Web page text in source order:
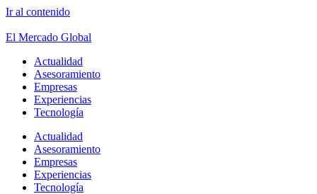
Ir al contenido
El Mercado Global
Actualidad
Asesoramiento
Empresas
Experiencias
Tecnología
Actualidad
Asesoramiento
Empresas
Experiencias
Tecnología